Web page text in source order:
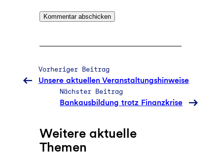
Vorheriger Beitrag
Unsere aktuellen Veranstaltungshinweise
Nächster Beitrag
Bankausbildung trotz Finanzkrise
Weitere aktuelle
Themen